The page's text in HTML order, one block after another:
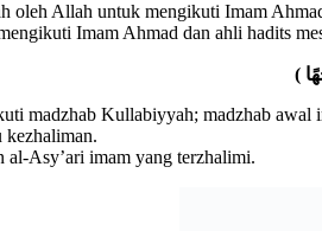
oleh Allah untuk mengikuti Imam
Imam Ahmad dan ahli hadits
)
madzhab Kullabiyyah; madzhab awal
kezhaliman.
al-Asy’ari imam yang terzhalimi.